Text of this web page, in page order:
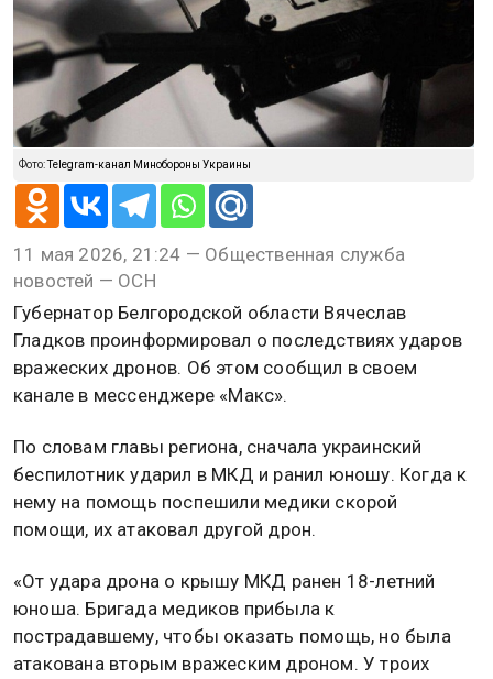
Фото:Telegram-канал Минобороны Украины
11 мая 2026, 21:24 — Общественная служба
новостей — ОСН
Губернатор Белгородской области Вячеслав
Гладков проинформировал о последствиях ударов
вражеских дронов. Об этом сообщил в своем
канале в мессенджере «Макс».
По словам главы региона, сначала украинский
беспилотник ударил в МКД и ранил юношу. Когда к
нему на помощь поспешили медики скорой
помощи, их атаковал другой дрон.
«От удара дрона о крышу МКД ранен 18-летний
юноша. Бригада медиков прибыла к
пострадавшему, чтобы оказать помощь, но была
атакована вторым вражеским дроном. У троих